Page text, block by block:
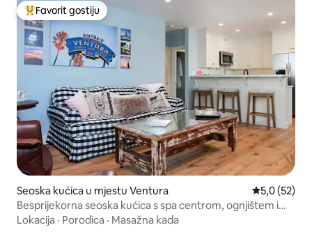
Glavni favorit gostiju
Favorit gostiju
Seoska kućica u mjestu Ventura Prosječna
5,0 (52)
Besprijekorna seoska kućica s spa centrom, ognjištem i
lokacijom!
Lokacija · Porodica · Masažna kada